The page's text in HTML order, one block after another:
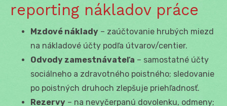
reporting nákladov práce
Mzdové náklady – zaúčtovanie hrubých miezd
na nákladové účty podľa útvarov/centier.
Odvody zamestnávateľa – samostatné účty
sociálneho a zdravotného poistného; sledovanie
po poistných druhoch zlepšuje priehľadnosť.
Rezervy – na nevyčerpanú dovolenku, odmeny;